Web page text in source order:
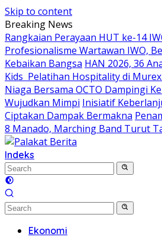
Skip to content
Breaking News
Rangkaian Perayaan HUT ke-14
Profesionalisme Wartawan IWO,
Kebaikan Bangsa HAN 2026, 36
Kids Pelatihan Hospitality di
Niaga Bersama OCTO Dampingi
Wujudkan Mimpi Inisiatif
Ciptakan Dampak Bermakna
8 Manado, Marching Band Turut
Indeks
Ekonomi